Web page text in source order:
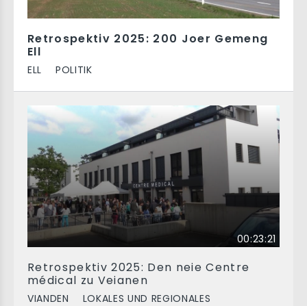
Retrospektiv 2025: 200 Joer Gemeng
Ell
ELL POLITIK
00:23:21
Retrospektiv 2025: Den neie Centre
médical zu Veianen
VIANDEN LOKALES UND REGIONALES